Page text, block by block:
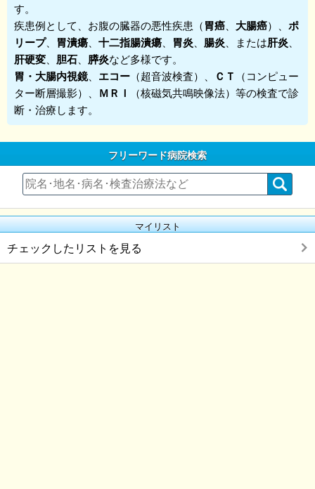
す。
疾患例として、お腹の臓器の悪性疾患（胃癌 大腸癌）、 ポ
リープ、 胃潰瘍 十二指腸潰瘍 胃炎 腸炎 、または肝炎
肝硬変 胆石 膵炎など多様です。
胃・大腸内視鏡、 エコー （超音波検査）、 ＣＴ （コンピュー
ター断層撮影）、 ＭＲＩ
（核磁気共鳴映像法）等の検査で診
断・治療します。
フリーワード病院検索
マイリスト
チェックしたリストを見る